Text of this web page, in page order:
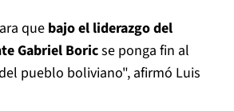
que bajo el liderazgo del
Gabriel Boricse ponga fin al
pueblo boliviano", afirmó Luis